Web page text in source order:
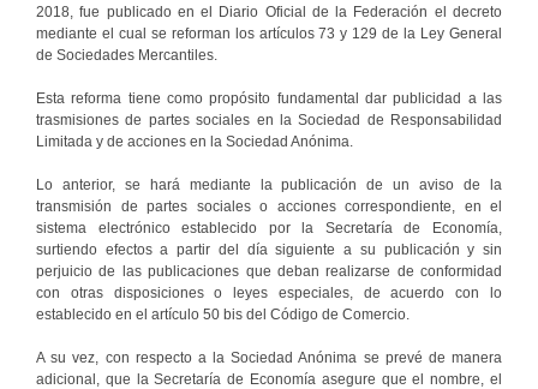
2018, fue publicado en el Diario Oficial de la Federación el decreto
mediante el cual se reforman los artículos 73 y 129 de la Ley General
de Sociedades Mercantiles.
Esta reforma tiene como propósito fundamental dar publicidad a las
trasmisiones de partes sociales en la Sociedad de Responsabilidad
Limitada y de acciones en la Sociedad Anónima.
Lo anterior, se hará mediante la publicación de un aviso de la
transmisión de partes sociales o acciones correspondiente, en el
sistema electrónico establecido por la Secretaría de Economía,
surtiendo efectos a partir del día siguiente a su publicación y sin
perjuicio de las publicaciones que deban realizarse de conformidad
con otras disposiciones o leyes especiales, de acuerdo con lo
establecido en el artículo 50 bis del Código de Comercio.
A su vez, con respecto a la Sociedad Anónima se prevé de manera
adicional, que la Secretaría de Economía asegure que el nombre, el